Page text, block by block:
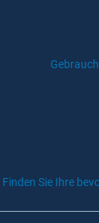
Finden Sie Ihre